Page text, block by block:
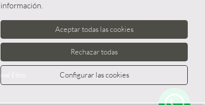
información.
Aceptar todas las cookies
Rechazar todas
Configurar las cookies